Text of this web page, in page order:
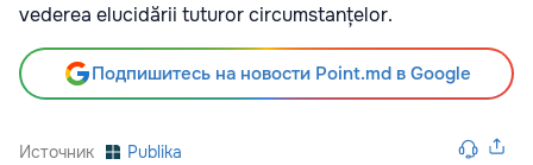
vederea elucidării tuturor circumstanțelor.
Подпишитесь на новости Point.md в Google
Источник Publika